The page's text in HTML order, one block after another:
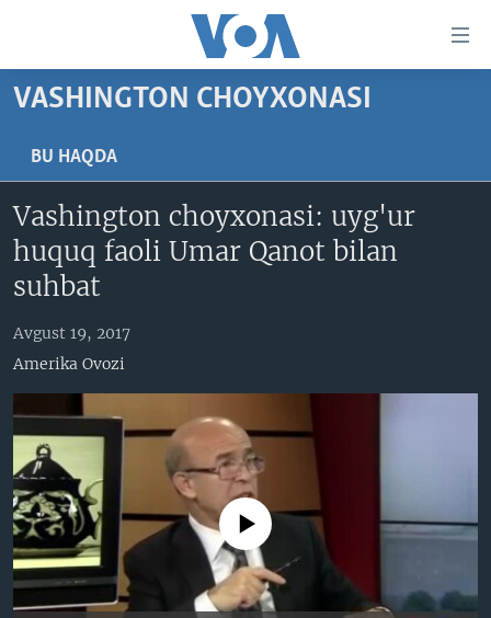
boring
Boshiga
Qidiruvga
AMERIKA
VATANDOSHLAR
XALQARO HAYOT
VASHINGTON CHOYXONASI
MOBIL-SALOM!
VIDEO
XABARLAR SURATLARDA
FACEBOOK
YOUTUBE
INSTAGRAM
ODNOKLASSNIKI
TELEGRAM
TWITTER
INGLIZ TILI DARSLARI
Learning English
VASHINGTON CHOYXONASI
BU HAQDA
Vashington choyxonasi: uyg'ur
huquq faoli Umar Qanot bilan
suhbat
Avgust 19, 2017
Amerika Ovozi
No media source currently available